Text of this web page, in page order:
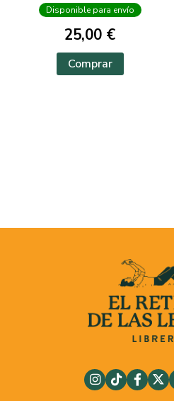
Disponible para envío
25,00 €
Comprar